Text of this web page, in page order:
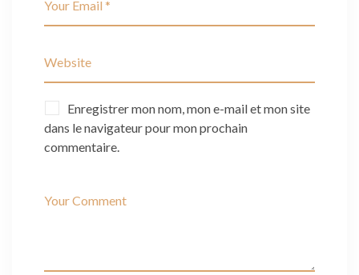
Enregistrer mon nom, mon e-mail et mon site
dans le navigateur pour mon prochain
commentaire.